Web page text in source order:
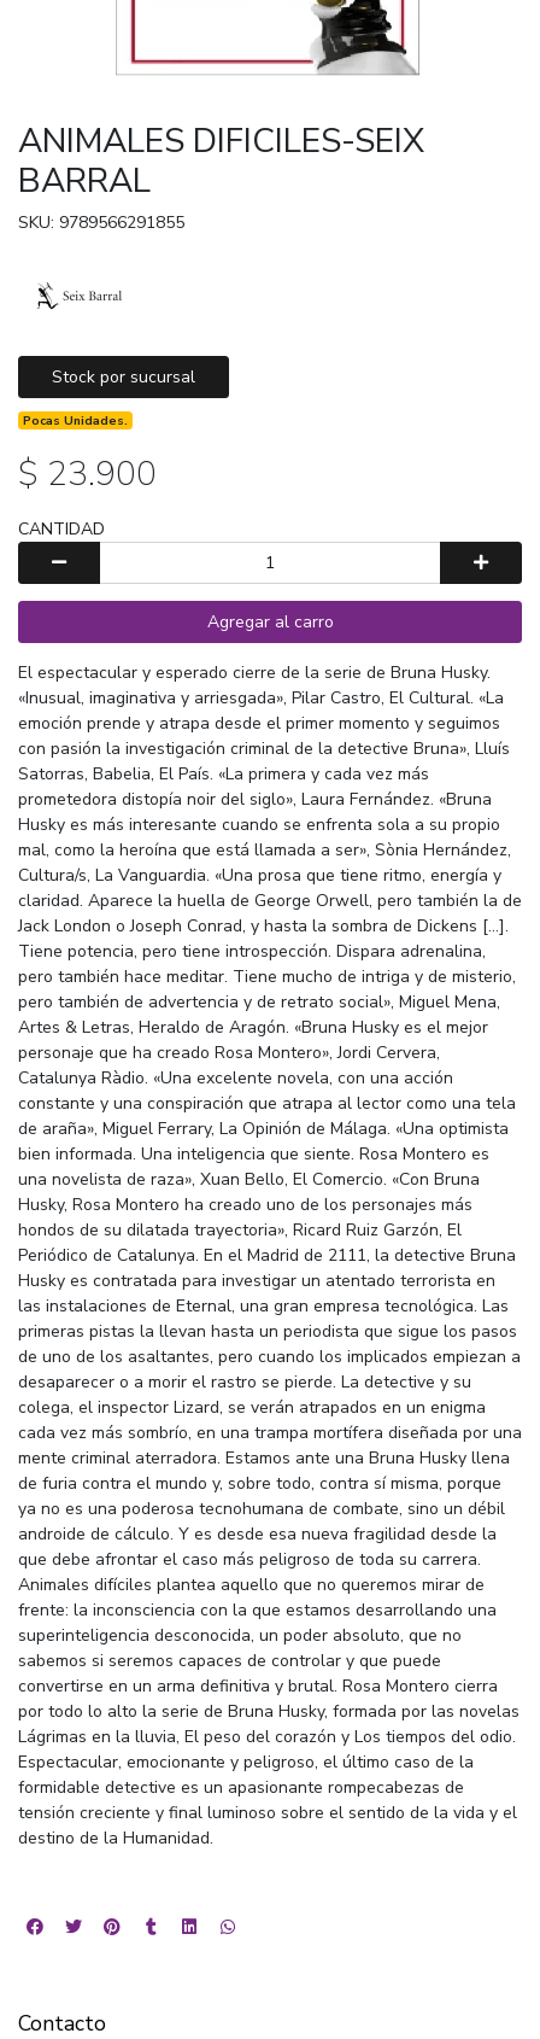
ANIMALES DIFICILES-SEIX
BARRAL
SKU: 9789566291855
Stock por sucursal
Pocas Unidades.
$ 23.900
CANTIDAD
Agregar al carro
El espectacular y esperado cierre de la serie de Bruna Husky.
«Inusual, imaginativa y arriesgada», Pilar Castro, El Cultural. «La
emoción prende y atrapa desde el primer momento y seguimos
con pasión la investigación criminal de la detective Bruna», Lluís
Satorras, Babelia, El País. «La primera y cada vez más
prometedora distopía noir del siglo», Laura Fernández. «Bruna
Husky es más interesante cuando se enfrenta sola a su propio
mal, como la heroína que está llamada a ser», Sònia Hernández,
Cultura/s, La Vanguardia. «Una prosa que tiene ritmo, energía y
claridad. Aparece la huella de George Orwell, pero también la de
Jack London o Joseph Conrad, y hasta la sombra de Dickens […].
Tiene potencia, pero tiene introspección. Dispara adrenalina,
pero también hace meditar. Tiene mucho de intriga y de misterio,
pero también de advertencia y de retrato social», Miguel Mena,
Artes & Letras, Heraldo de Aragón. «Bruna Husky es el mejor
personaje que ha creado Rosa Montero», Jordi Cervera,
Catalunya Ràdio. «Una excelente novela, con una acción
constante y una conspiración que atrapa al lector como una tela
de araña», Miguel Ferrary, La Opinión de Málaga. «Una optimista
bien informada. Una inteligencia que siente. Rosa Montero es
una novelista de raza», Xuan Bello, El Comercio. «Con Bruna
Husky, Rosa Montero ha creado uno de los personajes más
hondos de su dilatada trayectoria», Ricard Ruiz Garzón, El
Periódico de Catalunya. En el Madrid de 2111, la detective Bruna
Husky es contratada para investigar un atentado terrorista en
las instalaciones de Eternal, una gran empresa tecnológica. Las
primeras pistas la llevan hasta un periodista que sigue los pasos
de uno de los asaltantes, pero cuando los implicados empiezan a
desaparecer o a morir el rastro se pierde. La detective y su
colega, el inspector Lizard, se verán atrapados en un enigma
cada vez más sombrío, en una trampa mortífera diseñada por una
mente criminal aterradora. Estamos ante una Bruna Husky llena
de furia contra el mundo y, sobre todo, contra sí misma, porque
ya no es una poderosa tecnohumana de combate, sino un débil
androide de cálculo. Y es desde esa nueva fragilidad desde la
que debe afrontar el caso más peligroso de toda su carrera.
Animales difíciles plantea aquello que no queremos mirar de
frente: la inconsciencia con la que estamos desarrollando una
superinteligencia desconocida, un poder absoluto, que no
sabemos si seremos capaces de controlar y que puede
convertirse en un arma definitiva y brutal. Rosa Montero cierra
por todo lo alto la serie de Bruna Husky, formada por las novelas
Lágrimas en la lluvia, El peso del corazón y Los tiempos del odio.
Espectacular, emocionante y peligroso, el último caso de la
formidable detective es un apasionante rompecabezas de
tensión creciente y final luminoso sobre el sentido de la vida y el
destino de la Humanidad.
Contacto